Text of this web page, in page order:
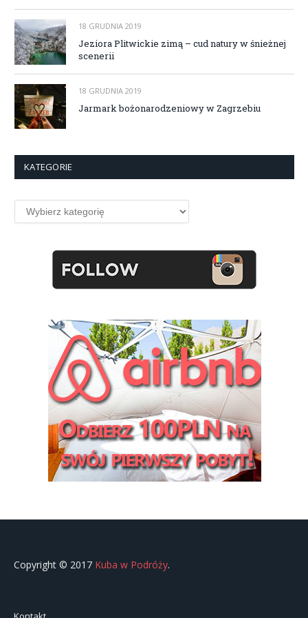
18 GRUDNIA 2019
Jeziora Plitwickie zimą – cud natury w śnieżnej
scenerii
18 GRUDNIA 2019
Jarmark bożonarodzeniowy w Zagrzebiu
KATEGORIE
Kategorie
Copyright © 2017 Kuba w Podróży.